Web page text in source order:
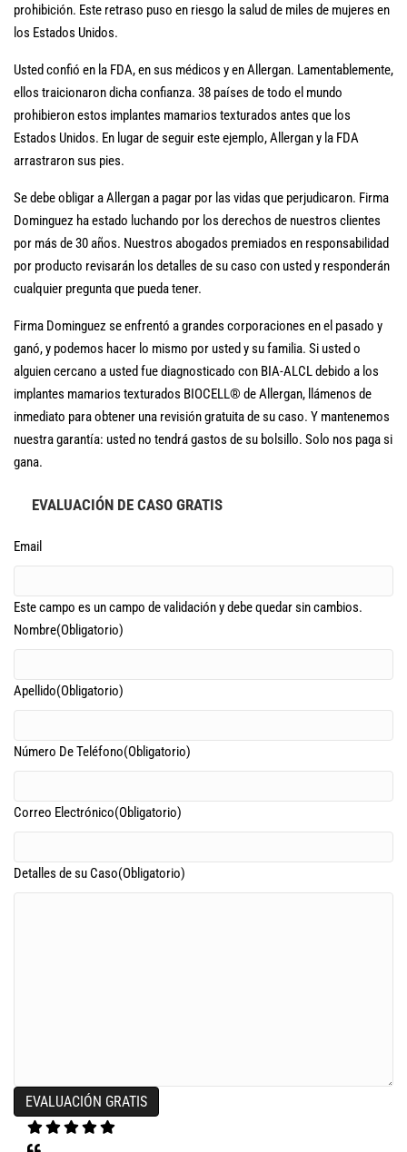
prohibición. Este retraso puso en riesgo la salud de miles de mujeres en
los Estados Unidos.
Usted confió en la FDA, en sus médicos y en Allergan. Lamentablemente,
ellos traicionaron dicha confianza. 38 países de todo el mundo
prohibieron estos implantes mamarios texturados antes que los
Estados Unidos. En lugar de seguir este ejemplo, Allergan y la FDA
arrastraron sus pies.
Se debe obligar a Allergan a pagar por las vidas que perjudicaron. Firma
Dominguez ha estado luchando por los derechos de nuestros clientes
por más de 30 años. Nuestros abogados premiados en responsabilidad
por producto revisarán los detalles de su caso con usted y responderán
cualquier pregunta que pueda tener.
Firma Dominguez se enfrentó a grandes corporaciones en el pasado y
ganó, y podemos hacer lo mismo por usted y su familia. Si usted o
alguien cercano a usted fue diagnosticado con BIA-ALCL debido a los
implantes mamarios texturados BIOCELL® de Allergan, llámenos de
inmediato para obtener una revisión gratuita de su caso. Y mantenemos
nuestra garantía: usted no tendrá gastos de su bolsillo. Solo nos paga si
gana.
EVALUACIÓN DE CASO GRATIS
Email
Este campo es un campo de validación y debe quedar sin cambios.
Nombre(Obligatorio)
Apellido(Obligatorio)
Número De Teléfono(Obligatorio)
Correo Electrónico(Obligatorio)
Detalles de su Caso(Obligatorio)
EVALUACIÓN GRATIS